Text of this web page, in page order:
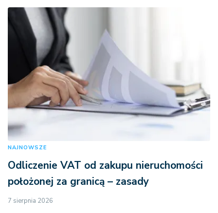
NAJNOWSZE
Odliczenie VAT od zakupu nieruchomości
położonej za granicą – zasady
7 sierpnia 2026